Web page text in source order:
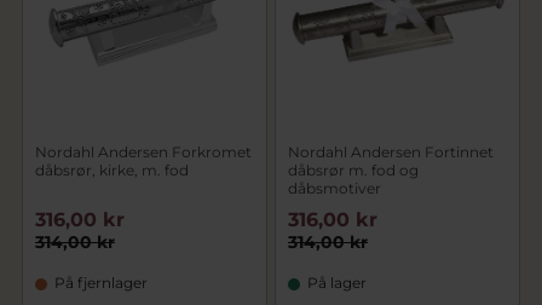
Nordahl Andersen Forkromet
dåbsrør, kirke, m. fod
314,00 kr
316,00 kr
På fjernlager
Nordahl Andersen Fortinnet
dåbsrør m. fod og
dåbsmotiver
314,00 kr
316,00 kr
På lager